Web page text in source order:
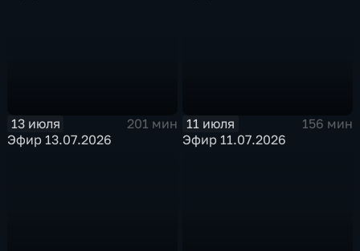
13 июля
201 мин
Эфир 13.07.2026
11 июля
156 мин
Эфир 11.07.2026